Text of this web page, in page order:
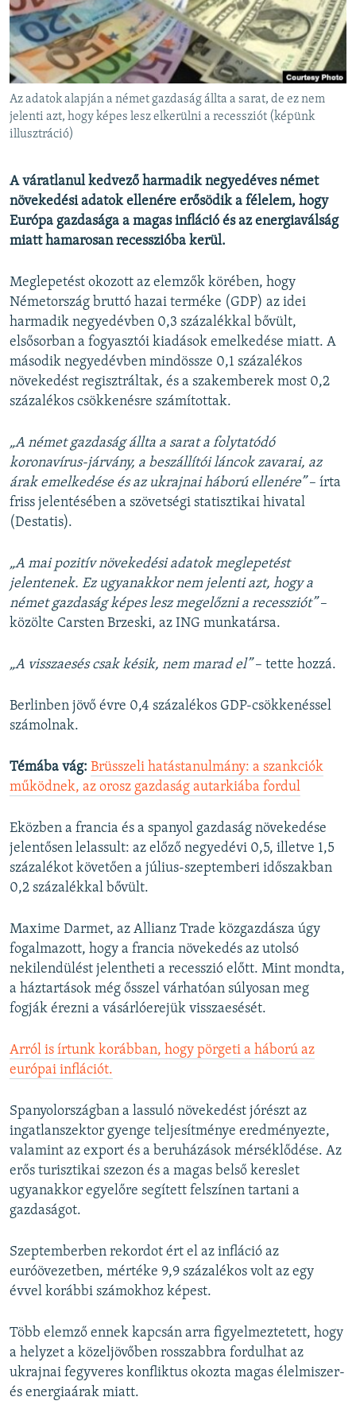
EURÓPAI UNIÓ
VILÁG
KLÍMAVÁLTOZÁS
A MÚLT TANULSÁGAI
KÖVESSEN MINKET!
Valamennyi RFE/RL weboldal
Az adatok alapján a német gazdaság állta a sarat, de ez nem
jelenti azt, hogy képes lesz elkerülni a recessziót (képünk
illusztráció)
A váratlanul kedvező harmadik negyedéves német
növekedési adatok ellenére erősödik a félelem, hogy
Európa gazdasága a magas infláció és az energiaválság
miatt hamarosan recesszióba kerül.
Meglepetést okozott az elemzők körében, hogy
Németország bruttó hazai terméke (GDP) az idei
harmadik negyedévben 0,3 százalékkal bővült,
elsősorban a fogyasztói kiadások emelkedése miatt. A
második negyedévben mindössze 0,1 százalékos
növekedést regisztráltak, és a szakemberek most 0,2
százalékos csökkenésre számítottak.
„A német gazdaság állta a sarat a folytatódó
koronavírus-járvány, a beszállítói láncok zavarai, az
árak emelkedése és az ukrajnai háború ellenére”– írta
friss jelentésében a szövetségi statisztikai hivatal
(Destatis).
„A mai pozitív növekedési adatok meglepetést
jelentenek. Ez ugyanakkor nem jelenti azt, hogy a
német gazdaság képes lesz megelőzni a recessziót”–
közölte Carsten Brzeski, az ING munkatársa.
„A visszaesés csak késik, nem marad el”– tette hozzá.
Berlinben jövő évre 0,4 százalékos GDP-csökkenéssel
számolnak.
Témába vág: Brüsszeli hatástanulmány: a szankciók
működnek, az orosz gazdaság autarkiába fordul
Eközben a francia és a spanyol gazdaság növekedése
jelentősen lelassult: az előző negyedévi 0,5, illetve 1,5
százalékot követően a július-szeptemberi időszakban
0,2 százalékkal bővült.
Maxime Darmet, az Allianz Trade közgazdásza úgy
fogalmazott, hogy a francia növekedés az utolsó
nekilendülést jelentheti a recesszió előtt. Mint mondta,
a háztartások még ősszel várhatóan súlyosan meg
fogják érezni a vásárlóerejük visszaesését.
Arról is írtunk korábban, hogy pörgeti a háború az
európai inflációt.
Spanyolországban a lassuló növekedést jórészt az
ingatlanszektor gyenge teljesítménye eredményezte,
valamint az export és a beruházások mérséklődése. Az
erős turisztikai szezon és a magas belső kereslet
ugyanakkor egyelőre segített felszínen tartani a
gazdaságot.
Szeptemberben rekordot ért el az infláció az
euróövezetben, mértéke 9,9 százalékos volt az egy
évvel korábbi számokhoz képest.
Több elemző ennek kapcsán arra figyelmeztetett, hogy
a helyzet a közeljövőben rosszabbra fordulhat az
ukrajnai fegyveres konfliktus okozta magas élelmiszer-
és energiaárak miatt.